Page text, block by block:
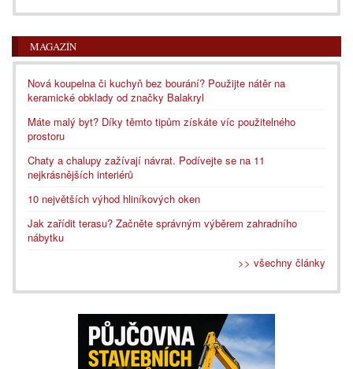
MAGAZÍN
Nová koupelna či kuchyň bez bourání? Použijte nátěr na
keramické obklady od značky Balakryl
Máte malý byt? Díky těmto tipům získáte víc použitelného
prostoru
Chaty a chalupy zažívají návrat. Podívejte se na 11
nejkrásnějších interiérů
10 největších výhod hliníkových oken
Jak zařídit terasu? Začněte správným výběrem zahradního
nábytku
>> všechny články